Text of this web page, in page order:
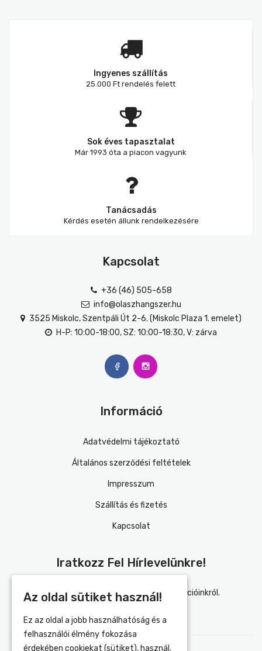
Ingyenes szállítás
25.000 Ft rendelés felett
Sok éves tapasztalat
Már 1993 óta a piacon vagyunk
Tanácsadás
Kérdés esetén állunk rendelkezésére
Kapcsolat
+36 (46) 505-658
info@olaszhangszer.hu
3525 Miskolc, Szentpáli Út 2-6. (Miskolc Plaza 1. emelet)
H-P: 10:00-18:00, SZ: 10:00-18:30, V: zárva
Információ
Adatvédelmi tájékoztató
Általános szerződési feltételek
Impresszum
Szállítás és fizetés
Kapcsolat
Iratkozz Fel Hírlevelünkre!
Értesülj elsőként újdonságainkról és akcióinkról.
Az oldal sütiket használ!
Ez az oldal a jobb használhatóság és a
felhasználói élmény fokozása
érdekében cookiekat (sütiket), használ.